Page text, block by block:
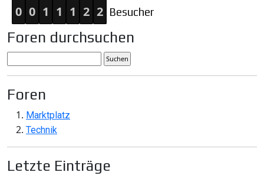
0 0 1 1 1 2 2 Besucher
Foren durchsuchen
Foren
Marktplatz
Technik
Letzte Einträge